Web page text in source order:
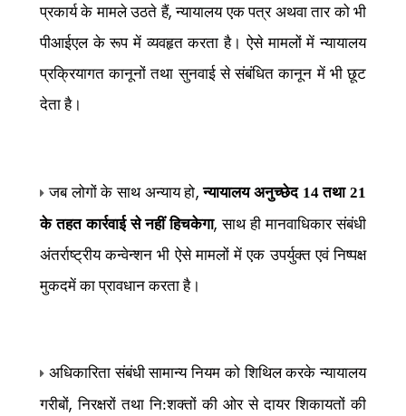
प्रकार्य के मामले उठते हैं,न्यायालय एक पत्र अथवा तार को भी
पीआईएल के रूप में व्यवहृत करता है। ऐसे मामलों में न्यायालय
प्रक्रियागत कानूनों तथा सुनवाई से संबंधित कानून में भी छूट
देता है।
जब लोगों के साथ अन्याय हो,न्यायालय अनुच्छेद 14 तथा 21
के तहत कार्रवाई से नहीं हिचकेगा,साथ ही मानवाधिकार संबंधी
अंतर्राष्ट्रीय कन्वेन्शन भी ऐसे मामलों में एक उपर्युक्त एवं निष्पक्ष
मुकदमें का प्रावधान करता है।
अधिकारिता संबंधी सामान्य नियम को शिथिल करके न्यायालय
गरीबों,निरक्षरों तथा नि:शक्तों की ओर से दायर शिकायतों की